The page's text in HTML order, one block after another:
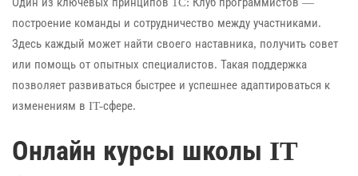
построение команды и сотрудничество между участниками.
Здесь каждый может найти своего наставника, получить совет
или помощь от опытных специалистов. Такая поддержка
позволяет развиваться быстрее и успешнее адаптироваться к
изменениям в IT-сфере.
Онлайн курсы школы IT